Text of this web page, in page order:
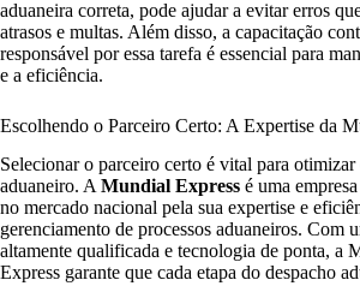
aduaneira correta, pode ajudar a evitar erros
atrasos e multas. Além disso, a capacitação
responsável por essa tarefa é essencial para
e a eficiência.
Escolhendo o Parceiro Certo: A Expertise da
Selecionar o parceiro certo é vital para otimizar
aduaneiro. AMundial Express é uma
no mercado nacional pela sua expertise e
gerenciamento de processos aduaneiros. Com
altamente qualificada e tecnologia de ponta, a
Express garante que cada etapa do despacho